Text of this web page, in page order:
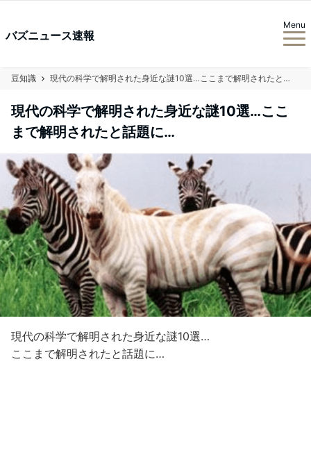
バズニュース速報
Menu
豆知識 現代の科学で解明された身近な謎10選…ここまで解明されたと話題に…
現代の科学で解明された身近な謎10選…ここ
まで解明されたと話題に…
現代の科学で解明された身近な謎10選…
ここまで解明されたと話題に…